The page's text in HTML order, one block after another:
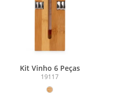
Kit Vinho 6 Peças
19117